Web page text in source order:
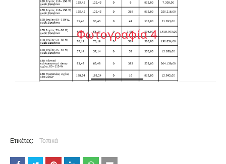
Ετικέτες: Τοπικά